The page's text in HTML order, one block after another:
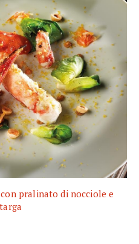
pralinato di nocciole e